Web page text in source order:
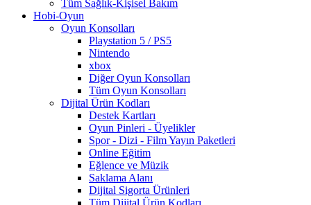
Tüm Sağlık-Kişisel Bakım
Hobi-Oyun
Oyun Konsolları
Playstation 5 / PS5
Nintendo
xbox
Diğer Oyun Konsolları
Tüm Oyun Konsolları
Dijital Ürün Kodları
Destek Kartları
Oyun Pinleri - Üyelikler
Spor - Dizi - Film Yayın Paketleri
Online Eğitim
Eğlence ve Müzik
Saklama Alanı
Dijital Sigorta Ürünleri
Tüm Dijital Ürün Kodları